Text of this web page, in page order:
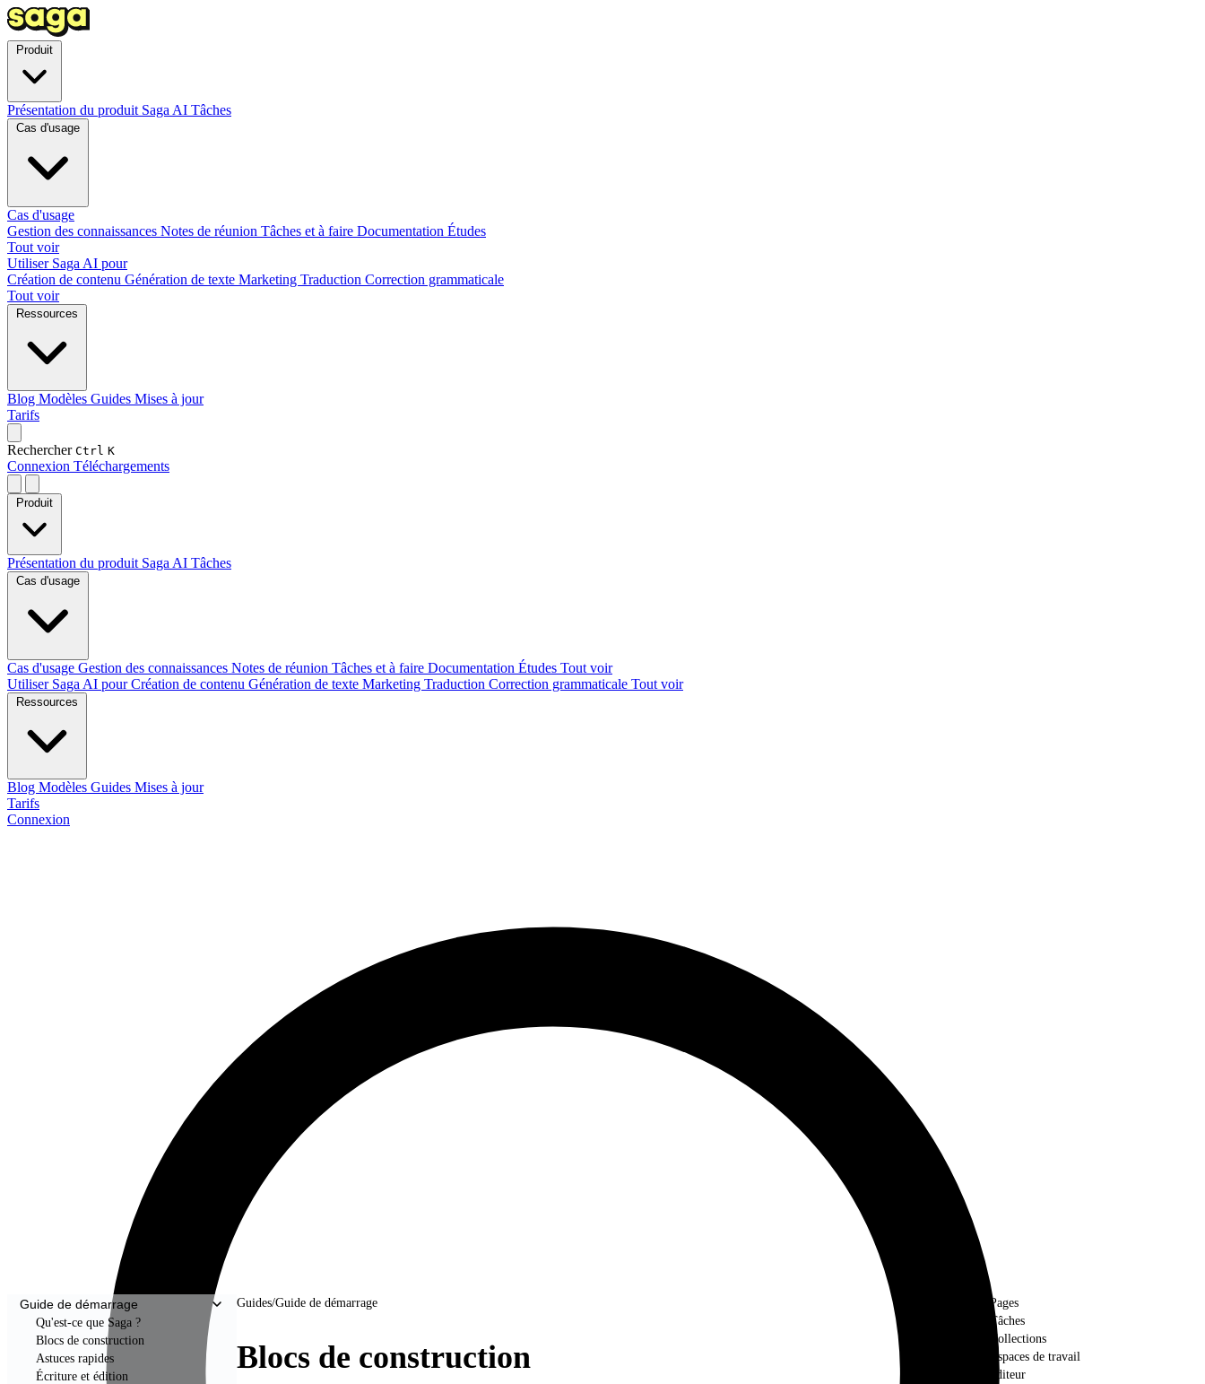
Présentation du produit Saga AI Tâches
Cas d'usage
Gestion des connaissances Notes de réunion Tâches et à faire Documentation Études
Tout voir
Utiliser Saga AI pour
Création de contenu Génération de texte Marketing Traduction Correction grammaticale
Tout voir
Blog Modèles Guides Mises à jour
Tarifs
Rechercher Ctrl K
Connexion Téléchargements
Présentation du produit Saga AI Tâches
Cas d'usage Gestion des connaissances Notes de réunion Tâches et à faire Documentation Études Tout voir
Utiliser Saga AI pourCréation de contenu Génération de texte Marketing Traduction Correction grammaticale Tout voir
Blog Modèles Guides Mises à jour
Tarifs
Connexion
Guide de démarrage
Qu'est-ce que Saga ?
Blocs de construction
Astuces rapides
Écriture et édition
Guides/Guide de démarrage
Blocs de construction
Pages
Tâches
Collections
Espaces de travail
L’éditeur